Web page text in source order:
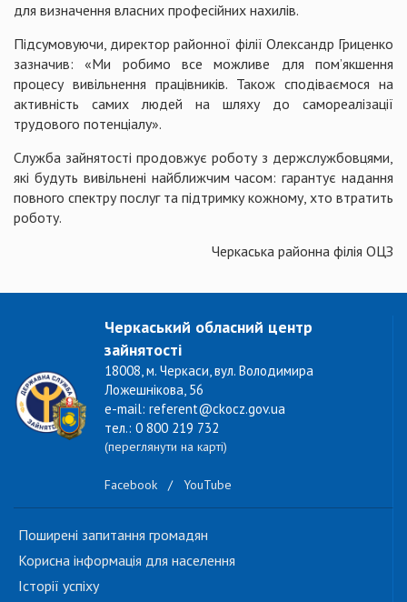
для визначення власних професійних нахилів.
Підсумовуючи, директор районної філії Олександр Гриценко
зазначив: «Ми робимо все можливе для пом’якшення
процесу вивільнення працівників. Також сподіваємося на
активність самих людей на шляху до самореалізації
трудового потенціалу».
Служба зайнятості продовжує роботу з держслужбовцями,
які будуть вивільнені найближчим часом: гарантує надання
повного спектру послуг та підтримку кожному, хто втратить
роботу.
Черкаська районна філія ОЦЗ
Черкаський обласний центр
зайнятості
18008, м. Черкаси, вул. Володимира
Ложешнікова, 56
e-mail: referent@ckocz.gov.ua
тел.: 0 800 219 732
(переглянути на карті)
Facebook / YouTube
Поширені запитання громадян
Корисна інформація для населення
Історії успіху